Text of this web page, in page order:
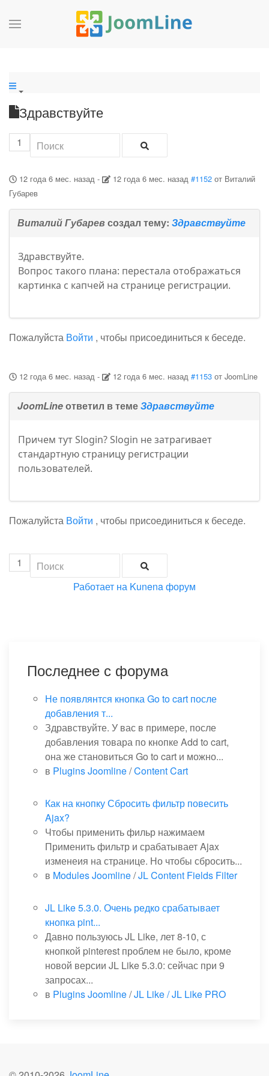
Здравствуйте
1
12 года 6 мес. назад- 12 года 6 мес. назад #1152 от Виталий
Губарев
Виталий Губаревсоздал тему: Здравствуйте
Здравствуйте.
Вопрос такого плана: перестала отображаться
картинка с капчей на странице регистрации.
Пожалуйста Войти , чтобы присоединиться к беседе.
12 года 6 мес. назад- 12 года 6 мес. назад #1153 отJoomLine
JoomLineответил в темеЗдравствуйте
Причем тут Slogin? Slogin не затрагивает
стандартную страницу регистрации
пользователей.
Пожалуйста Войти , чтобы присоединиться к беседе.
1
Работает на Kunena форум
Последнее с форума
Не появлянтся кнопка Go to cart после
добавления т...
Здравствуйте. У вас в примере, после
добавления товара по кнопке Add to cart,
она же становиться Go to cart и можно...
в Plugins Joomline/Content Cart
Как на кнопку Сбросить фильтр повесить
Ajax?
Чтобы применить фильр нажимаем
Применить фильтр и срабатывает Ajax
изменеия на странице. Но чтобы сбросить...
в Modules Joomline/JL Content Fields Filter
JL Like 5.3.0. Очень редко срабатывает
кнопка pint...
Давно пользуюсь JL Like, лет 8-10, с
кнопкой pinterest проблем не было, кроме
новой версии JL Like 5.3.0: сейчас при 9
запросах...
в Plugins Joomline/JL Like / JL Like PRO